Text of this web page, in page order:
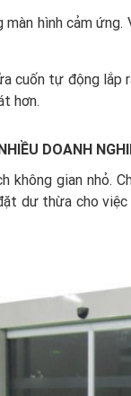
màn hình cảm
cuốn tự động
hơn.
DOANH
không gian nhỏ.
dư thừa cho